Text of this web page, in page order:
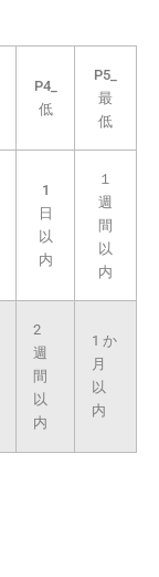
P4_
低
P5_
最
低
1
日
以
内
１
週
間
以
内
2
週
間
以
内
1 か
月
以
内